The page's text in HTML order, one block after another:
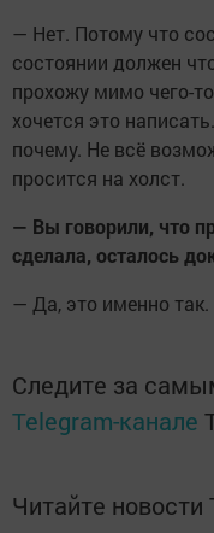
— Нет. Потому что
состоянии должен
прохожу мимо чего-
хочется это
почему. Не всё
просится на холст.
— Вы говорили, что
сделала, осталось
— Да, это именно так.
Следите за
Telegram-канале
Читайте новости